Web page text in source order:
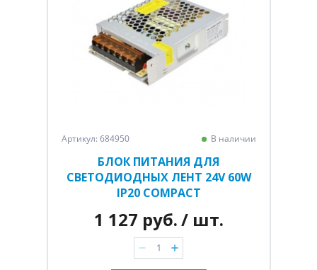
Артикул: 684950 В наличии
БЛОК ПИТАНИЯ ДЛЯ
СВЕТОДИОДНЫХ ЛЕНТ 24V 60W
IP20 COMPACT
1 127 руб./ шт.